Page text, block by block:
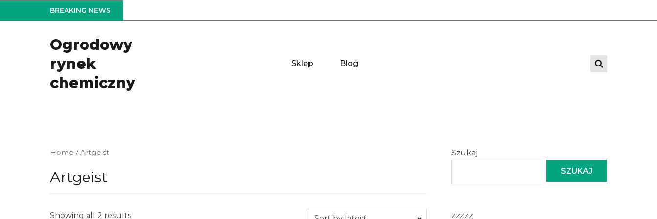
to
BREAKING NEWS
Ogrodowy
rynek
chemiczny
Sklep Blog
Home / Artgeist
Artgeist
Showing all 2 results
Szukaj
SZUKAJ
zzzzz